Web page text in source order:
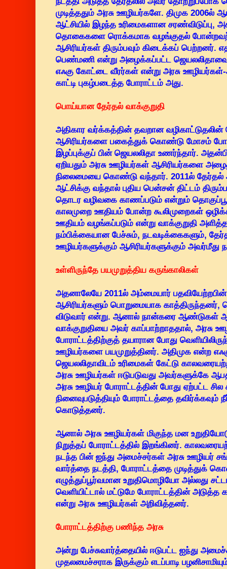
முடித்ததும் அரசு ஊழியர்களே. திமுக 2006ல்
ஆட்சியில் இழந்த உரிமைகளான சரண்விடுப்பு,
தொகைகளை ரொக்கமாக வழங்குதல்
ஆசிரியர்கள் திரும்பவும் கிடைக்கப் பெற்றனர்.
பெண்மணி என்று அழைக்கப்பட்ட
எஃகு கோட்டை வீரர்கள் என்று அரசு
காட்டி புகழ்படைத்த போராட்டம் அது.
பொய்யான தேர்தல் வாக்குறுதி
அதிகார வர்க்கத்தின் தவறான வழிகாட்டுதலின்
ஆசிரியர்களை பகைத்துக் கொண்டு மோசம்
இழப்புக்குப் பின் ஜெயலலிதா உணர்ந்தார்.
ஏறியதும் அரசு ஊழியர்கள் ஆசிரியர்களை
நிலைமையை கொண்டு வந்தார். 2011ல் தேர்தல்
ஆட்சிக்கு வந்தால் புதிய பென்சன் திட்டம்
தொடர வழிவகை காணப்படும் என்றும்
காலமுறை ஊதியம் போன்ற கூலிமுறைகள்
ஊதியம் வழங்கப்படும் என்று வாக்குறுதி
நம்பிக்கையான பேச்சும், நடவடிக்கைகளும்,
ஊழியர்களுக்கும் ஆசிரியர்களுக்கும் அவர்மீது
உள்ளிருந்தே பயமுறுத்திய கருங்காலிகள்
அதனாலேயே 2011ல் அம்மையார்
ஆசிரியர்களும் பொறுமையாக
விடுவார் என்று. ஆனால் நான்கரை ஆண்டுகள்
வாக்குறுதியை அவர் காப்பாற்றாததால், அரசு
போராட்டத்திற்குத் தயாரான போது
ஊழியர்களை பயமுறுத்தினர். அதிமுக என்ற
ஜெயலலிதாவிடம் உரிமைகள் கேட்டு
அரசு ஊழியர்கள் ஈடுபடுவது அவர்களுக்கே
அரசு ஊழியர் போராட்டத்தின் போது ஏற்பட்ட
நினைவுபடுத்தியும் போராட்டத்தை தவிர்க்கவும்
கொடுத்தனர்.
ஆனால் அரசு ஊழியர்கள் மிகுந்த மன
நிறுத்தப் போராட்டத்தில் இறங்கினர்.
நடந்த பின் ஐந்து அமைச்சர்கள் அரசு ஊழியர்
வார்த்தை நடத்தி, போராட்டத்தை முடித்துக்
எழுத்துப்பூர்வமான உறுதிமொழியோ அல்லது
வெளியிட்டால் மட்டுமே போராட்டத்தின் அடுத்த
என்று அரசு ஊழியர்கள் அறிவித்தனர்.
போராட்டத்திற்கு பணிந்த அரசு
அன்று பேச்சுவார்த்தையில் ஈடுபட்ட ஐந்து
முதலமைச்சராக இருக்கும் எடப்பாடி